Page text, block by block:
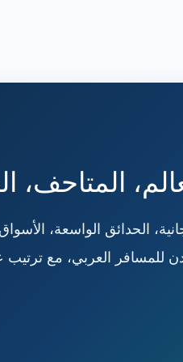
المتاحف،
الحدائق الواسعة،
للمسافر العربي، مع